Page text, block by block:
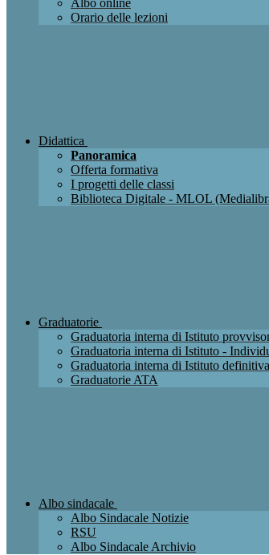
Albo online
Orario delle lezioni
Didattica
Panoramica
Offerta formativa
I progetti delle classi
Biblioteca Digitale - MLOL
Graduatorie
Graduatoria interna di Istituto
Graduatoria interna di Istituto -
Graduatoria interna di Istituto
Graduatorie ATA
Albo sindacale
Albo Sindacale Notizie
RSU
Albo Sindacale Archivio